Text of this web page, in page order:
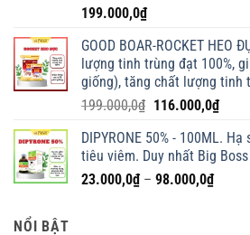
199.000,0₫
GOOD BOAR-ROCKET HEO
lượng tinh trùng đạt 100%,
giống), tăng chất lượng tinh
199.000,0₫ Giá
là:
199.000,0₫.
116.000,0₫Giá
tại
là:
DIPYRONE 50% - 100ML.
tiêu viêm. Duy nhất Big
23.000,0₫ – 98.000,0₫Khoảng
NỔI BẬT